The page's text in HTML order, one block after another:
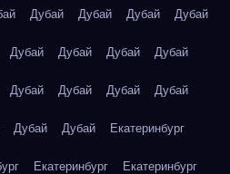
Дубай Дубай Дубай Дубай
Дубай Дубай Дубай Дубай
Дубай Дубай Дубай Дубай
Дубай Дубай Екатеринбург
Екатеринбург Екатеринбург